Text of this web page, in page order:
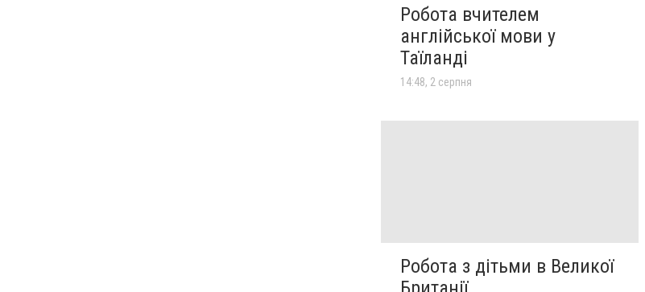
Робота вчителем
англійської мови у
Таїланді
14:48, 2 серпня
Робота з дітьми в Великої